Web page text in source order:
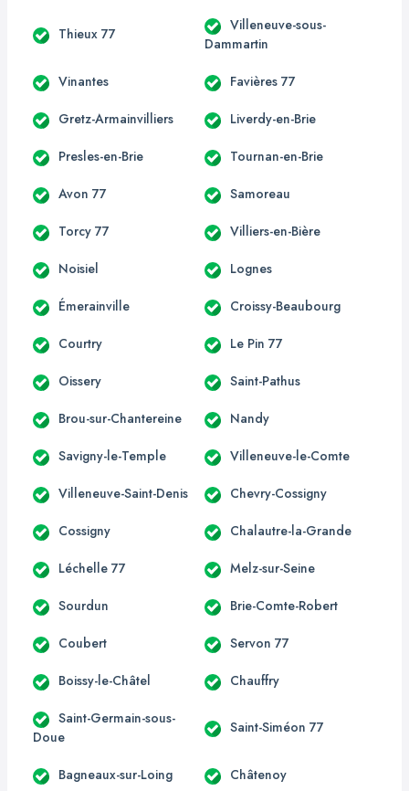
Thieux 77
Villeneuve-sous-
Dammartin
Vinantes Favières 77
Gretz-Armainvilliers Liverdy-en-Brie
Presles-en-Brie Tournan-en-Brie
Avon 77 Samoreau
Torcy 77 Villiers-en-Bière
Noisiel Lognes
Émerainville Croissy-Beaubourg
Courtry Le Pin 77
Oissery Saint-Pathus
Brou-sur-Chantereine Nandy
Savigny-le-Temple Villeneuve-le-Comte
Villeneuve-Saint-Denis Chevry-Cossigny
Cossigny Chalautre-la-Grande
Léchelle 77 Melz-sur-Seine
Sourdun Brie-Comte-Robert
Coubert Servon 77
Boissy-le-Châtel Chauffry
Saint-Germain-sous-
Doue
Saint-Siméon 77
Bagneaux-sur-Loing Châtenoy